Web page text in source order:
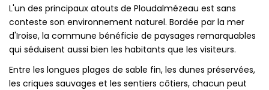
L'un des principaux atouts de Ploudalmézeau est sans
conteste son environnement naturel. Bordée par la mer
d'Iroise, la commune bénéficie de paysages remarquables
qui séduisent aussi bien les habitants que les visiteurs.
Entre les longues plages de sable fin, les dunes préservées,
les criques sauvages et les sentiers côtiers, chacun peut